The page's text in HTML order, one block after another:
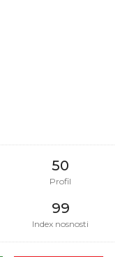
50
Profil
99
Index nosnosti